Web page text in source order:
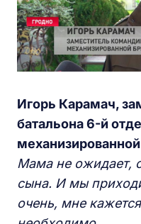
Игорь Карамач,
батальона 6-й
Мама не ожидает,
сына. И мы
очень, мне